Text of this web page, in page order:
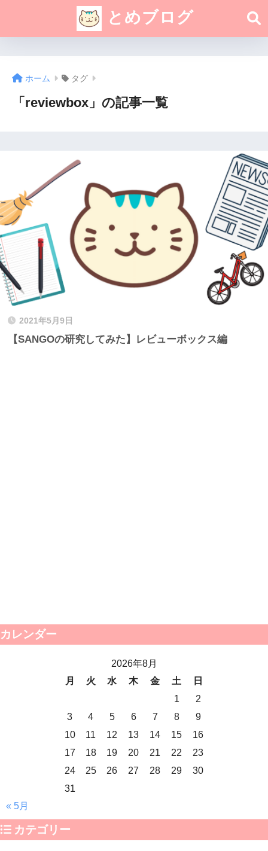
とめブログ
ホーム タグ
「reviewbox」の記事一覧
2021年5月9日
【SANGOの研究してみた】レビューボックス編
カレンダー
2026年8月
月
火 水 木 金 土
日
1
2
3
4 5 6 7 8
9
10
11 12 13 14 15
16
17
18 19 20 21 22
23
24
25 26 27 28 29
30
31
« 5月
カテゴリー